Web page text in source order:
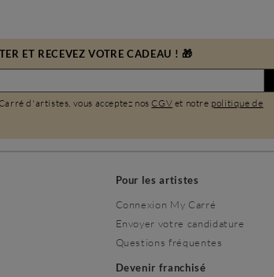
ET RECEVEZ VOTRE CADEAU ! 🎁
d'artistes, vous acceptez nosCGV et notre politique de
Pour les artistes
Connexion My Carré
Envoyer votre candidature
Questions fréquentes
Devenir franchisé